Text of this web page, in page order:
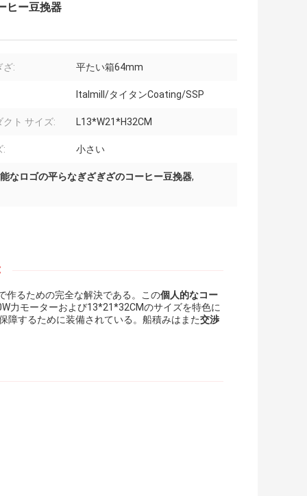
ヒー豆挽器
ざ: 平たい箱64mm
Italmill/タイタンCoating/SSP
クト サイズ: L13*W21*H32CM
: 小さい
なロゴの平らなぎざぎざのコーヒー豆挽器,
作るための完全な解決である。この個人的なコー
力モーターおよび13*21*32CMのサイズを特色に
するために装備されている。船積みはまた交渉